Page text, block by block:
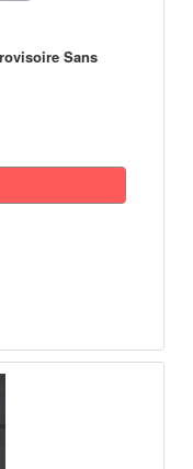
Sans